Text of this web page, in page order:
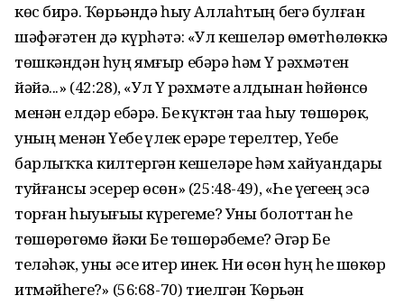
көс бирә. Ҡөрьәндә һыу Аллаһтың беҙгә булған
шәфәғәтен дә күрһәтә: «Ул кешеләр өмөтһөҙлөккә
төшкәндән һуң ямғыр ебәрә һәм Үҙ рәхмәтен
йәйә...» (42:28), «Ул Үҙ рәхмәте алдынан һөйөнсө
менән елдәр ебәрә. Беҙ күктән таҙа һыу төшөрҙөк,
уның менән Үҙебеҙ үлек ерҙәрҙе терелтер, Үҙебеҙ
барлыҡҡа килтергән кешеләрҙе һәм хайуандарҙы
туйғансы эсерер өсөн» (25:48-49), «Һеҙ үҙегеҙҙең эсә
торған һыуығыҙҙы күрҙегеҙме? Уны болоттан һеҙ
төшөрҙөгөҙмө йәки Беҙ төшөрәбеҙме? Әгәр Беҙ
теләһәк, уны әсе итер инек. Ни өсөн һуң һеҙ шөкөр
итмәйһегеҙ?» (56:68-70) тиелгән Ҡөрьән